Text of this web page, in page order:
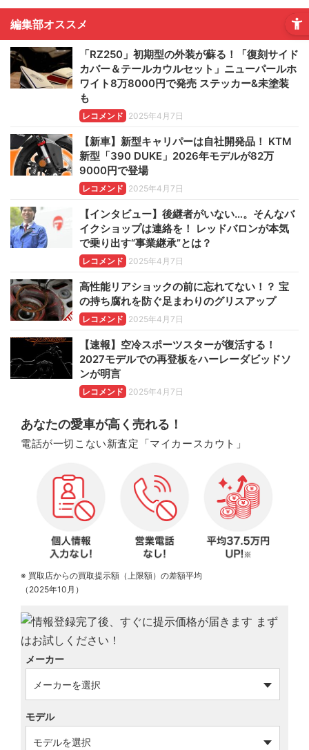
編集部オススメ
「RZ250」初期型の外装が蘇る！「復刻サイド
カバー＆テールカウルセット」ニューパールホ
ワイト8万8000円で発売 ステッカー&未塗装
も
レコメンド 2025年4月7日
【新車】新型キャリパーは自社開発品！ KTM
新型「390 DUKE」2026年モデルが82万
9000円で登場
レコメンド 2025年4月7日
【インタビュー】後継者がいない…。そんなバ
イクショップは連絡を！ レッドバロンが本気
で乗り出す“事業継承”とは？
レコメンド 2025年4月7日
高性能リアショックの前に忘れてない！？ 宝
の持ち腐れを防ぐ足まわりのグリスアップ
レコメンド 2025年4月7日
【速報】空冷スポーツスターが復活する！
2027モデルでの再登板をハーレーダビッドソ
ンが明言
レコメンド 2025年4月7日
あなたの愛車が高く売れる！
電話が一切こない新査定「マイカースカウト」
※ 買取店からの買取提示額（上限額）の差額平均
（2025年10月）
メーカー
モデル